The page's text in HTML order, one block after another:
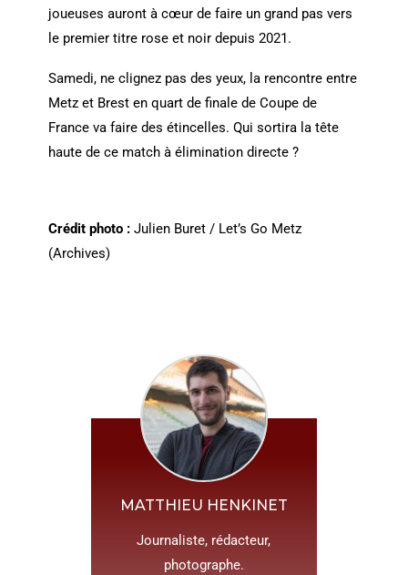
joueuses auront à cœur de faire un grand pas vers
le premier titre rose et noir depuis 2021.
Samedi, ne clignez pas des yeux, la rencontre entre
Metz et Brest en quart de finale de Coupe de
France va faire des étincelles. Qui sortira la tête
haute de ce match à élimination directe ?
Crédit photo :Julien Buret / Let’s Go Metz
(Archives)
MATTHIEU HENKINET
Journaliste, rédacteur,
photographe.